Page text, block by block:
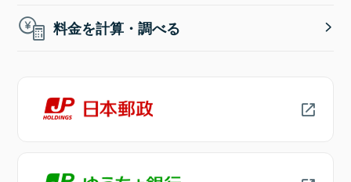
料金を計算・調べる